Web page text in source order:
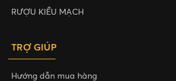
RƯỢU KIỀU MẠCH
TRỢ GIÚP
Hướng dẫn mua hàng